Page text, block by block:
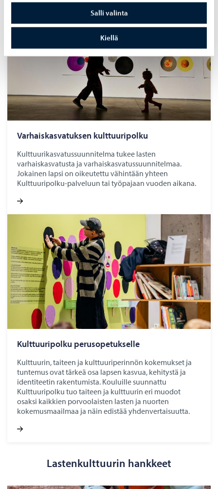
Salli valinta
Kiellä
Var­hais­kas­va­tuk­sen kult­tuu­ri­pol­ku
Kulttuurikasvatussuunnitelma tukee lasten
varhaiskasvatusta ja varhaiskasvatussuunnitelmaa.
Jokainen lapsi on oikeutettu vähintään yhteen
Kulttuuripolku-palveluun tai työpajaan vuoden aikana.
Kult­tuu­ri­pol­ku pe­rus­o­pe­tuk­sel­le
Kulttuurin, taiteen ja kulttuuriperinnön kokemukset ja
tuntemus ovat tärkeä osa lapsen kasvua, kehitystä ja
identiteetin rakentumista. Kouluille suunnattu
Kulttuuripolku tuo taiteen ja kulttuurin eri muodot
osaksi kaikkien porvoolaisten lasten ja nuorten
kokemusmaailmaa ja näin edistää yhdenvertaisuutta.
Lastenkulttuurin hankkeet